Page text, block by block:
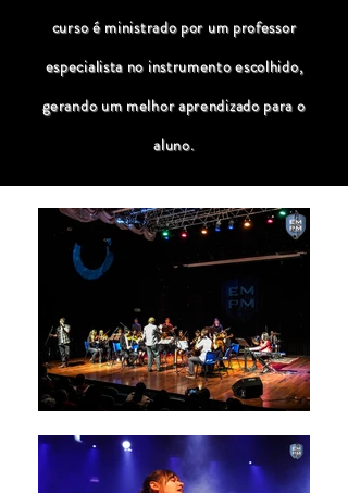
curso é ministrado por um professor
especialista no instrumento escolhido,
gerando um melhor aprendizado para o
aluno.